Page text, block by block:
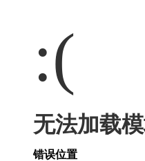
:(
无法加载
错误位置